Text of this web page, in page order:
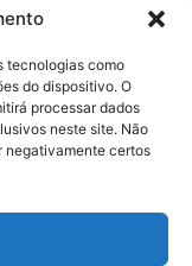
tecnologias como
do dispositivo. O
processar dados
neste site. Não
negativamente certos